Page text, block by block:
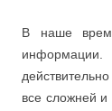
В наше
все сложней